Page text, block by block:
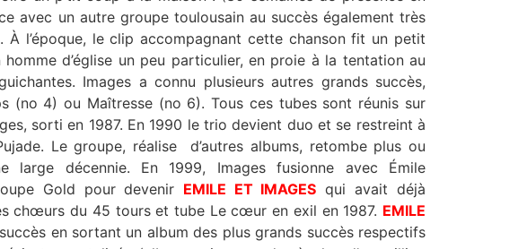
avec un autre groupe toulousain au succès également très
d’église un peu particulier, en proie à la tentation au
grands succès,
(no 4) ou Maîtresse (no 6). Tous ces tubes sont réunis sur
trio devient duo et se restreint à
Le groupe, réalise d’autres albums, retombe plus ou
Images fusionne avec Émile
Gold pour devenir EMILE ET IMAGES qui avait déjà
chœurs du 45 tours et tube Le cœur en exil en 1987. EMILE
en sortant un album des plus grands succès respectifs